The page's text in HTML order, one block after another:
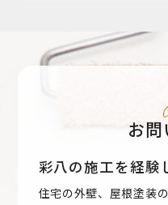
●取得した個人情報は、ご
●情報が漏洩しないよう対
人の同意を得ずに第三者
●ご本人からの求めに応じ
お
彩八の施工を経験
住宅の外壁、屋根塗装